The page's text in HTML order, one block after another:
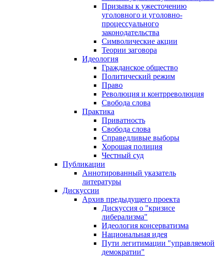
Призывы к ужесточению
уголовного и уголовно-
процессуального
законодательства
Символические акции
Теории заговора
Идеология
Гражданское общество
Политический режим
Право
Революция и контрреволюция
Свобода слова
Практика
Приватность
Свобода слова
Справедливые выборы
Хорошая полиция
Честный суд
Публикации
Аннотированный указатель
литературы
Дискуссии
Архив предыдущего проекта
Дискуссия о "кризисе
либерализма"
Идеология консерватизма
Национальная идея
Пути легитимации "управляемой
демократии"